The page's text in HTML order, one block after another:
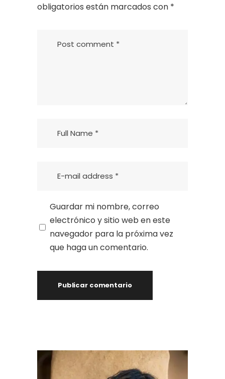
obligatorios están marcados con *
Guardar mi nombre, correo
electrónico y sitio web en este
navegador para la próxima vez
que haga un comentario.